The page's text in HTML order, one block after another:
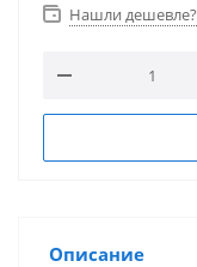
Нашли дешевле?
Описание